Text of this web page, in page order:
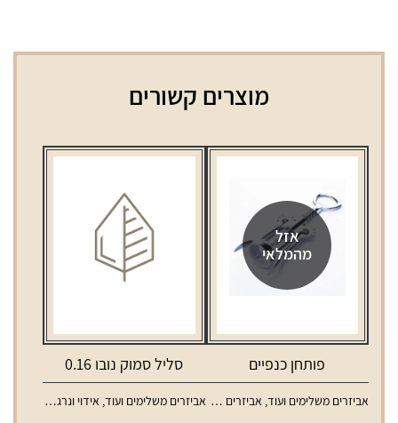
מוצרים קשורים
אזל
מהמלאי
פותחן כנפיים
אביזרים משלימים ועוד, אביזרים משלימים לאלכוהול
סליל סמוק נובו 0.16
אביזרים משלימים ועוד, אידוי ונרגילות